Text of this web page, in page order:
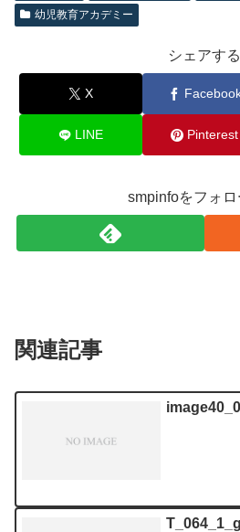
幼児教育アカデミー
シェアする
X
LINE Pinterest
smpinfoをフォロ
関連記事